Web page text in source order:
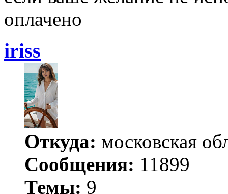
оплачено
iriss
Откуда: московская
Сообщения: 11899
Темы: 9